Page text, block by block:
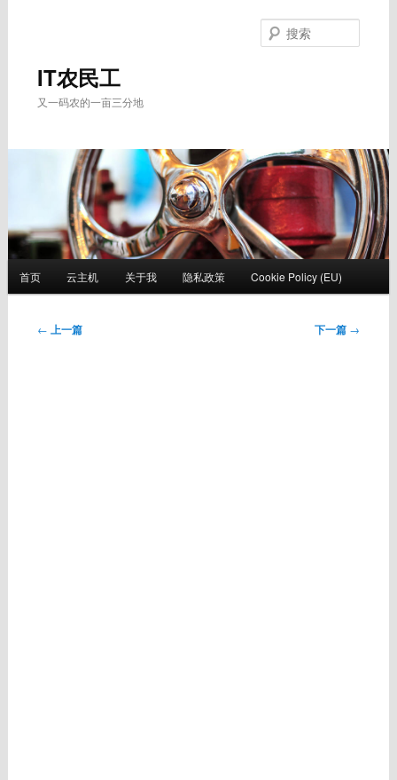
IT农民工
又一码农的一亩三分地
首页 云主机 关于我 隐私政策 Cookie Policy (EU)
文
← 上一篇 下一篇 →